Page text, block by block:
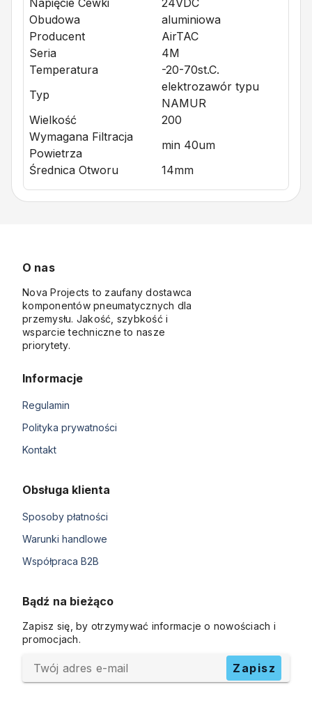
Napięcie Cewki
24VDC
Obudowa
aluminiowa
Producent
AirTAC
Seria
4M
Temperatura
-20-70st.C.
Typ
elektrozawór typu
NAMUR
Wielkość
200
Wymagana Filtracja
Powietrza
min 40um
Średnica Otworu
14mm
O nas
Nova Projects to zaufany dostawca
komponentów pneumatycznych dla
przemysłu. Jakość, szybkość i
wsparcie techniczne to nasze
priorytety.
Informacje
Regulamin
Polityka prywatności
Kontakt
Obsługa klienta
Sposoby płatności
Warunki handlowe
Współpraca B2B
Bądź na bieżąco
Zapisz się, by otrzymywać informacje o nowościach i
promocjach.
Twój adres e-mail Zapisz